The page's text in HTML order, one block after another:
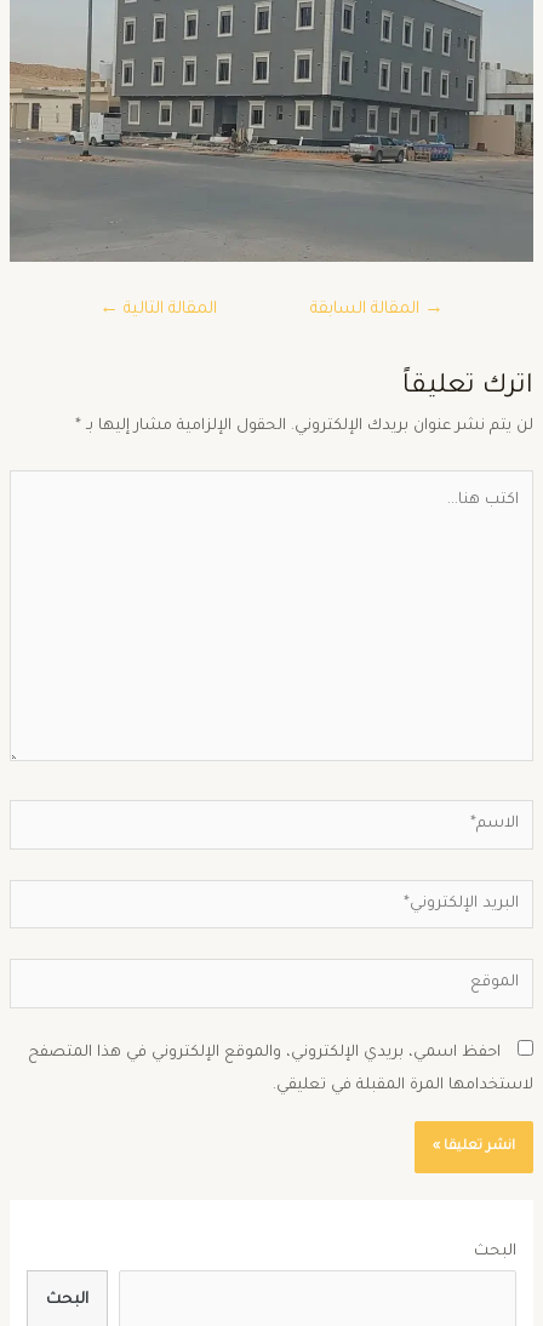
→المقالة السابقة المقالة التالية←
تعليقاً
يتم نشر عنوان بريدك الإلكتروني. الحقول الإلزامية مشار إليها بـ *
احفظ اسمي، بريدي الإلكتروني، والموقع الإلكتروني في هذا المتصفح
المرة المقبلة في تعليقي.
البحث
البحث